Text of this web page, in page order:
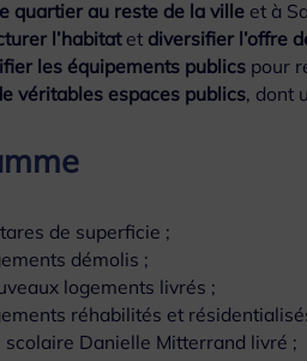
quartier au reste de la ville et à
l’habitatet diversifier l’offre
les équipements publics pour
véritables espaces publics, dont
de superficie ;
démolis ;
logements livrés ;
réhabilités et
scolaire Danielle Mitterrand livré ;